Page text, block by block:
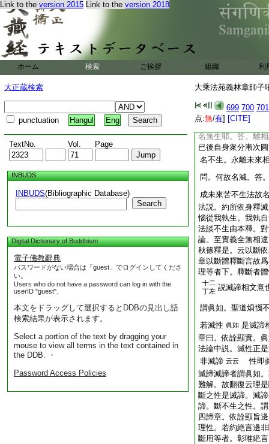
Link to the version 2015 Link to the version 2018
ホーム 検索 ご挨拶 組織 利
大正蔵検索
punctuation Hangul Eng
TextNo. Vol. Page
INBUDS
INBUDS(Bibliographic Database)
Search
Digital Dictionary of Buddhism
電子佛教辭典
パスワードがない場合は「guest」でログインしてくださ
い。
Users who do not have a password can log in with the
userID "guest".
本文をドラッグして選択するとDDBの見出し語
検索結果が表示されます。
Select a portion of the text by dragging your
mouse to view all terms in the text contained in
the DDB. ・
Password Access Policies
大乘法苑義林章師子
699 700 701
点:無/有] [CITE]
[章]又釋斷者 至 亦
義名斷 斷者體性
斷言也。此第三義
斷之體性滅諦釋斷
者。障法謂煩惱所
永離二障之義也。
謂斷之體性即滅諦
不生爲斷。對法論
名無生耶。答。離
已後自身衆分漸次
名不生。永離未來
問。何故名滅。答
成未來苦不生法故
法説。約所依身釋
惱從我執生。我執
法談不生由本釋。
論。至實義全無相
秋篠釋是。云以斷
章以斷體釋斷言故
理等者下。釋斷者
十二
丁左 説滅諦相文意
謂眞如。聖道煩惱
若滅性 眞如 是滅諦
章曰。依詮顯實。
法論中説。滅性正
非滅諦 云云
性即
滅諦滅諦者謂眞如
難解。故翻復云理
斷之性是滅諦。滅
諦。斷不生之性。
四諦章。依詮顯旨
理性。若約絶言邊
斷用等者。彰唯絶